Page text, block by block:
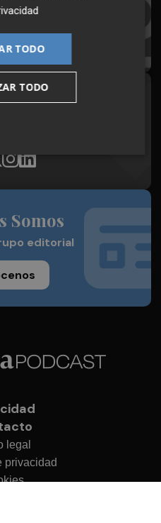
hora en tu email
en redes
cualquier medio
Somos
editorial
legal
privacidad
TODO
TODO